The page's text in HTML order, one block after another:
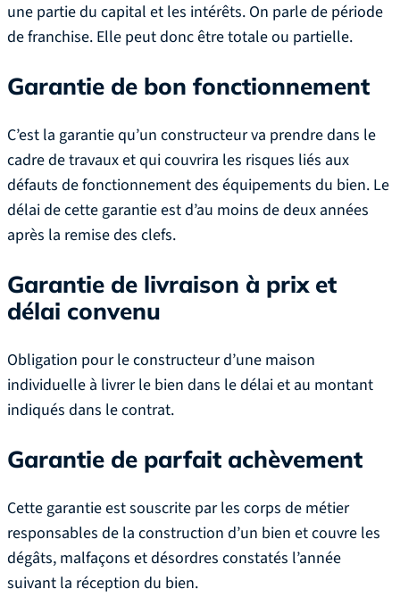
une partie du capital et les intérêts. On parle de période
de franchise. Elle peut donc être totale ou partielle.
Garantie de bon fonctionnement
C’est la garantie qu’un constructeur va prendre dans le
cadre de travaux et qui couvrira les risques liés aux
défauts de fonctionnement des équipements du bien. Le
délai de cette garantie est d’au moins de deux années
après la remise des clefs.
Garantie de livraison à prix et
délai convenu
Obligation pour le constructeur d’une maison
individuelle à livrer le bien dans le délai et au montant
indiqués dans le contrat.
Garantie de parfait achèvement
Cette garantie est souscrite par les corps de métier
responsables de la construction d’un bien et couvre les
dégâts, malfaçons et désordres constatés l’année
suivant la réception du bien.